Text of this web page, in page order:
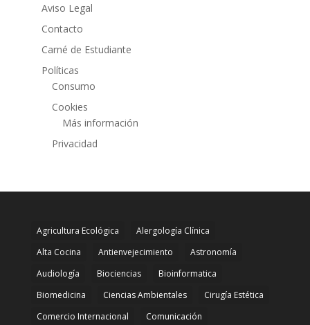
Aviso Legal
Contacto
Carné de Estudiante
Políticas
Consumo
Cookies
Más información
Privacidad
Agricultura Ecológica
Alergología Clínica
Alta Cocina
Antienvejecimiento
Astronomía
Audiología
Biociencias
Bioinformatica
Biomedicina
Ciencias Ambientales
Cirugía Estética
Comercio Internacional
Comunicación